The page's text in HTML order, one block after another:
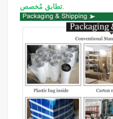
تطابق مُخصص.